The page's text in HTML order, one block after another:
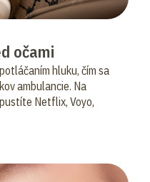
očami
hluku, čím sa
ambulancie. Na
Netflix, Voyo,